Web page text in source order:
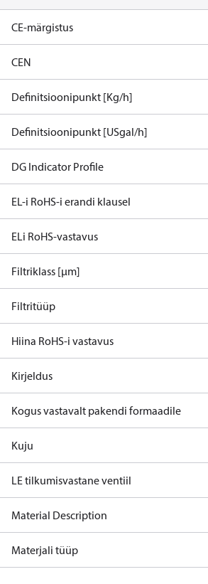
CE-märgistus
CEN
Definitsioonipunkt [Kg/h]
Definitsioonipunkt [USgal/h]
DG Indicator Profile
EL-i RoHS-i erandi klausel
ELi RoHS-vastavus
Filtriklass [µm]
Filtritüüp
Hiina RoHS-i vastavus
Kirjeldus
Kogus vastavalt pakendi formaadile
Kuju
LE tilkumisvastane ventiil
Material Description
Materjali tüüp